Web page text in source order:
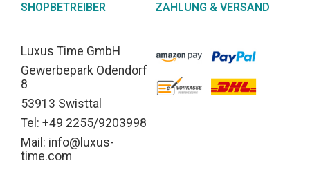
SHOPBETREIBER
Luxus Time GmbH
Gewerbepark Odendorf
8
53913 Swisttal
Tel: +49 2255/9203998
Mail: info@luxus-
time.com
ZAHLUNG & VERSAND